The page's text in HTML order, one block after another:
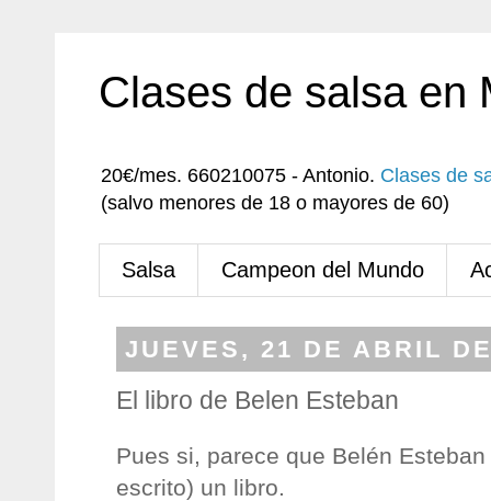
Clases de salsa en
20€/mes. 660210075 - Antonio. Clases de
(salvo menores de 18 o mayores de 60)
Salsa Campeon del Mundo
JUEVES, 21 DE ABRIL
El libro de Belen Esteban
Pues si, parece que Belén
escrito) un libro.